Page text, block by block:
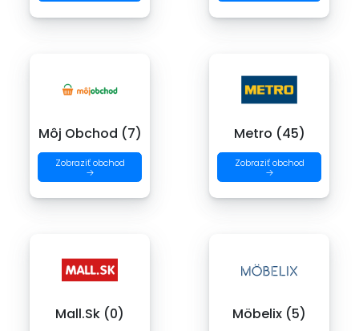
Môj Obchod (7)
Zobraziť obchod
→
Metro (45)
Zobraziť obchod
→
Mall.Sk (0) Möbelix (5)